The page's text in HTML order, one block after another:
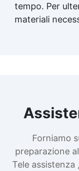
tempo. Per
materiali
Forniamo
preparazione
Tele assistenza